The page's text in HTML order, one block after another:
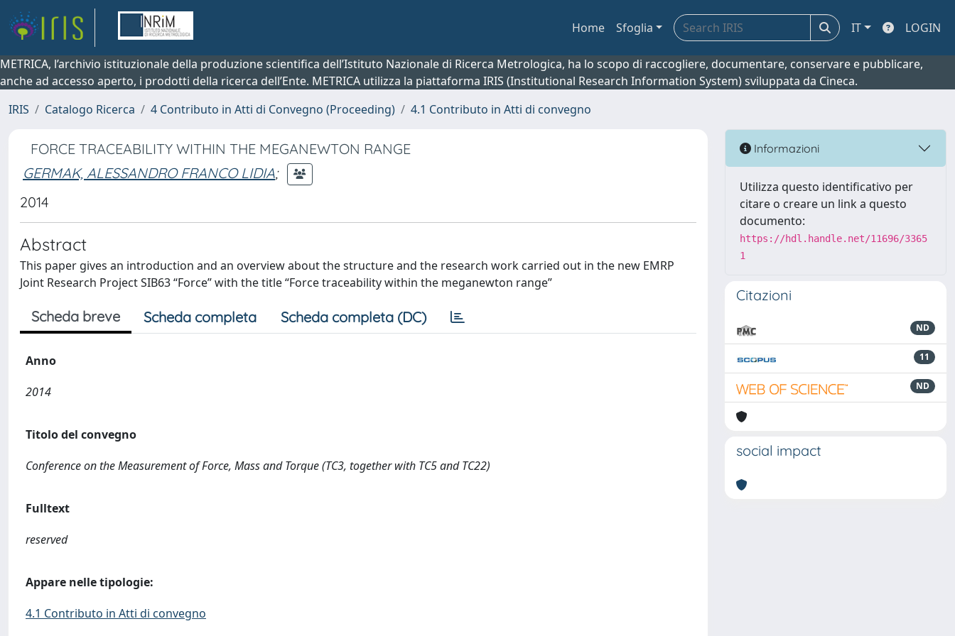
Home Sfoglia IT LOGIN
METRICA, l’archivio istituzionale della produzione scientifica dell’Istituto Nazionale di Ricerca Metrologica, ha lo scopo di raccogliere, documentare, conservare e pubblicare,
anche ad accesso aperto, i prodotti della ricerca dell’Ente. METRICA utilizza la piattaforma IRIS (Institutional Research Information System) sviluppata da Cineca.
IRIS
Catalogo Ricerca 4 Contributo in Atti di Convegno (Proceeding) 4.1 Contributo in Atti di convegno
FORCE TRACEABILITY WITHIN THE MEGANEWTON RANGE
GERMAK, ALESSANDRO FRANCO LIDIA;
2014
Abstract
This paper gives an introduction and an overview about the structure and the research work carried out in the new EMRP
Joint Research Project SIB63 “Force” with the title “Force traceability within the meganewton range”
Scheda breve Scheda completa Scheda completa (DC)
Anno
2014
Titolo del convegno
Conference on the Measurement of Force, Mass and Torque (TC3, together with TC5 and TC22)
Fulltext
reserved
Appare nelle tipologie:
4.1 Contributo in Atti di convegno
Informazioni
Utilizza questo identificativo per
citare o creare un link a questo
documento:
https://hdl.handle.net/11696/3365
1
Citazioni
ND
11
ND
social impact